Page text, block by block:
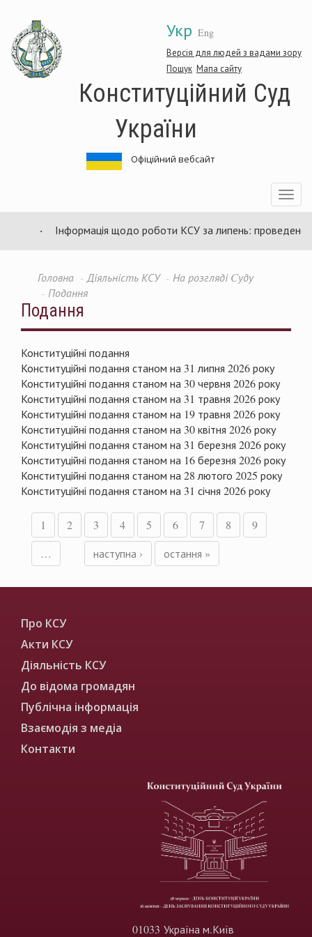
основного
матеріалу
Укр Eng
Версія для людей з вадами зору
Пошук Мапа сайту
Конституційний Суд
України
Офіційний вебсайт
Toggle
Інформація щодо роботи КСУ за липень: проведено
Головна Діяльність КСУ
На розгляді Cуду
Подання
Подання
Конституційні подання
Конституційні подання станом на 31 липня 2026 року
Конституційні подання станом на 30 червня 2026 року
Конституційні подання станом на 31 травня 2026 року
Конституційні подання станом на 19 травня 2026 року
Конституційні подання станом на 30 квітня 2026 року
Конституційні подання станом на 31 березня 2026 року
Конституційні подання станом на 16 березня 2026 року
Конституційні подання станом на 28 лютого 2025 року
Конституційні подання станом на 31 січня 2026 року
1 2 3 4 5 6 7 8
9
…
наступна › остання »
Про КСУ
Акти КСУ
Діяльність КСУ
До відома громадян
Публічна інформація
Взаємодія з медіа
Контакти
01033 Україна м.Київ